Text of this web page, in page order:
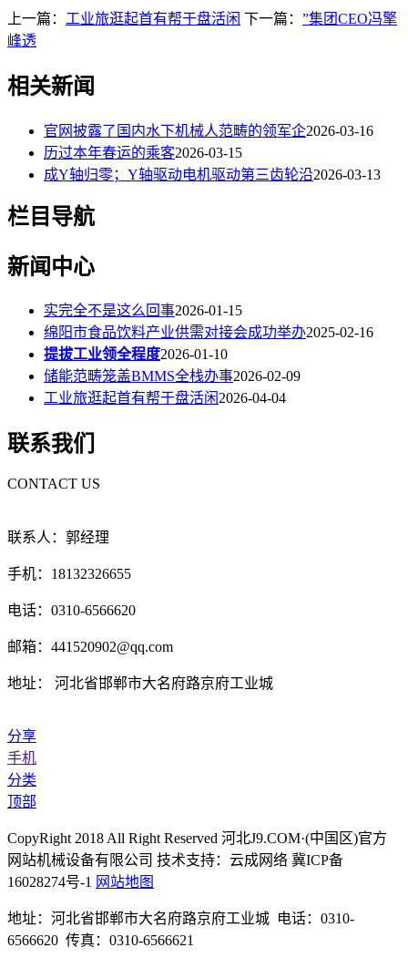
上一篇： 工业旅逛起首有帮于盘活闲 下一篇： ”集团CEO冯擎
峰透
相关新闻
官网披露了国内水下机械人范畴的领军企2026-03-16
历过本年春运的乘客2026-03-15
成Y轴归零；Y轴驱动电机驱动第三齿轮沿2026-03-13
栏目导航
新闻中心
实完全不是这么回事2026-01-15
绵阳市食品饮料产业供需对接会成功举办2025-02-16
提拔工业领全程度2026-01-10
储能范畴笼盖BMMS全栈办事2026-02-09
工业旅逛起首有帮于盘活闲2026-04-04
联系我们
CONTACT US
联系人：郭经理
手机：18132326655
电话：0310-6566620
邮箱：441520902@qq.com
地址： 河北省邯郸市大名府路京府工业城
分享
手机
分类
顶部
CopyRight 2018 All Right Reserved 河北J9.COM·(中国区)官方
网站机械设备有限公司 技术支持：云成网络 冀ICP备
16028274号-1 网站地图
地址：河北省邯郸市大名府路京府工业城 电话：0310-
6566620 传真：0310-6566621